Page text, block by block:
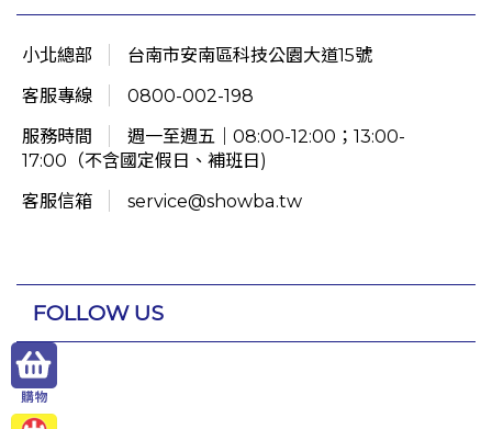
小北總部
台南市安南區科技公園大道15號
客服專線
0800-002-198
服務時間
週一至週五｜08:00-12:00；13:00-
17:00（不含國定假日、補班日)
客服信箱
service@showba.tw
FOLLOW US